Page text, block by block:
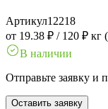
Артикул12218
от 19.38 ₽ / 120 ₽ кг
В наличии
Отправьте заявку и
Оставить заявку